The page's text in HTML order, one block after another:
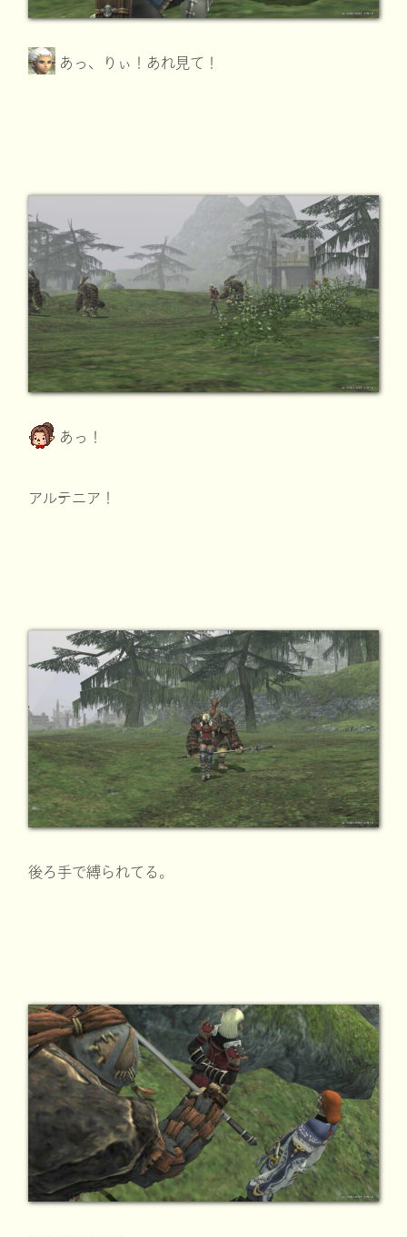
あっ、りぃ！あれ見て！
あっ！
アルテニア！
後ろ手で縛られてる。